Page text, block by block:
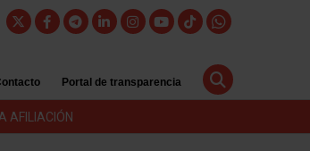
Portal de transparencia
AFILIACIÓN